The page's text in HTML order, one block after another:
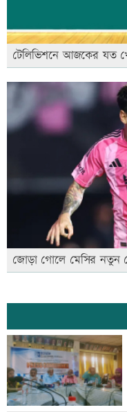
টেলিভিশনে আজকের যত
জোড়া গোলে মেসির নতুন